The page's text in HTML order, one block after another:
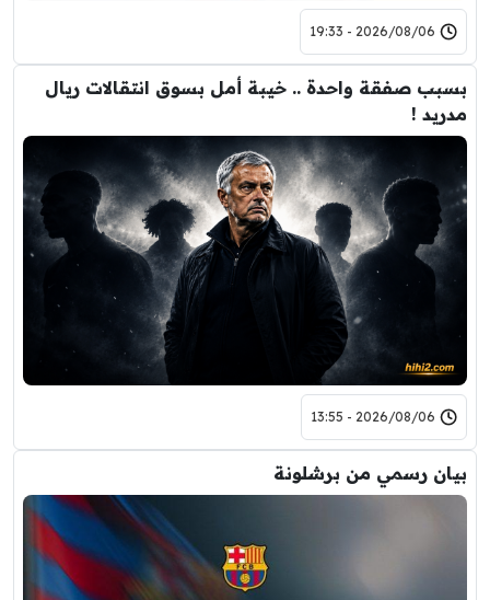
2026/08/06 - 19:33
بسبب صفقة واحدة .. خيبة أمل بسوق انتقالات ريال
مدريد !
2026/08/06 - 13:55
بيان رسمي من برشلونة